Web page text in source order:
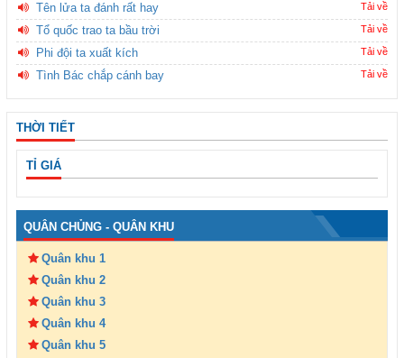
Tên lửa ta đánh rất hay Tải về
Tổ quốc trao ta bầu trời Tải về
Phi đội ta xuất kích Tải về
Tình Bác chắp cánh bay Tải về
THỜI TIẾT
TỈ GIÁ
QUÂN CHỦNG - QUÂN KHU
Quân khu 1
Quân khu 2
Quân khu 3
Quân khu 4
Quân khu 5